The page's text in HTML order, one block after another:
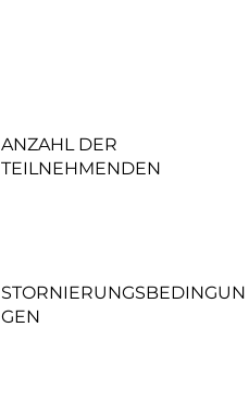
ANZAHL DER
TEILNEHMENDEN
STORNIERUNGSBEDINGUN
GEN